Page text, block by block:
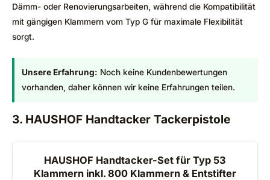
Dämm- oder Renovierungsarbeiten, während die Kompatibilität
mit gängigen Klammern vom Typ G für maximale Flexibilität
sorgt.
Unsere Erfahrung: Noch keine Kundenbewertungen
vorhanden, daher können wir keine Erfahrungen teilen.
3. HAUSHOF Handtacker Tackerpistole
HAUSHOF Handtacker-Set für Typ 53
Klammern inkl. 800 Klammern & Entstifter